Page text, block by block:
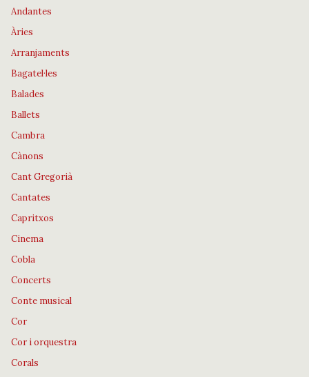
Andantes
Àries
Arranjaments
Bagatel·les
Balades
Ballets
Cambra
Cànons
Cant Gregorià
Cantates
Capritxos
Cinema
Cobla
Concerts
Conte musical
Cor
Cor i orquestra
Corals